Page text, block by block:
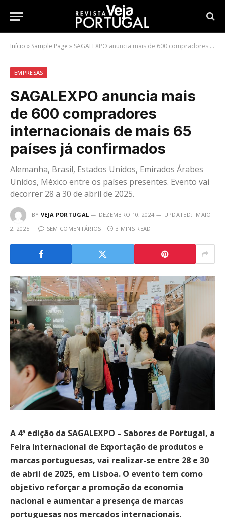
Início » Sample Page » SAGALEXPO anuncia mais de 600 compradores internacionais de mais 65 países já confirmados
EMPRESAS
SAGALEXPO anuncia mais
de 600 compradores
internacionais de mais 65
países já confirmados
Alemanha, Brasil, Estados Unidos, Emirados Árabes
Unidos, México entre os países presentes. Evento vai
decorrer 28 a 30 de abril de 2025.
BY VEJA PORTUGAL DEZEMBRO 10, 2024 UPDATED: MAIO
2, 2025
SEM COMENTÁRIOS 3 MINS READ
A 4ª edição da SAGALEXPO – Sabores de Portugal, a
Feira Internacional de Exportação de produtos e
marcas portuguesas, vai realizar-se entre 28 e 30
de abril de 2025, em Lisboa. O evento tem como
objetivo reforçar a promoção da economia
nacional e aumentar a presença de marcas
portuguesas nos mercados internacionais.